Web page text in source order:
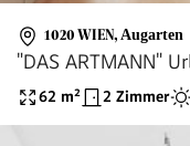
1020 WIEN, Augarten
"DAS ARTMANN"
62 m² 2 Zimmer